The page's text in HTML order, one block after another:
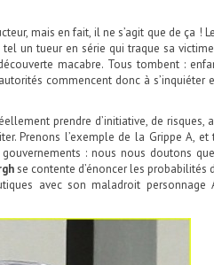
mais en fait, il ne s’agit que de ça !
un tueur en série qui traque sa
macabre. Tous tombent :
commencent donc à s’inquiéter
prendre d’initiative, de risques,
Prenons l’exemple de la Grippe A,
: nous nous doutons
se contente d’énoncer les probabilités
avec son maladroit personnage